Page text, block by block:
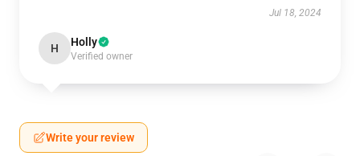
Jul 18, 2024
H Holly
Verified owner
Write your review